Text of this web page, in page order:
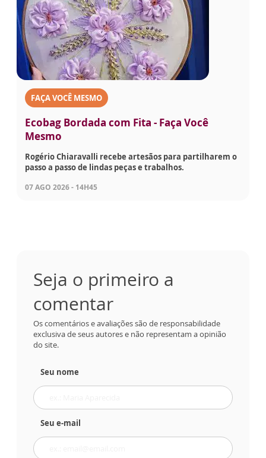
FAÇA VOCÊ MESMO
Ecobag Bordada com Fita - Faça Você
Mesmo
Rogério Chiaravalli recebe artesãos para partilharem o
passo a passo de lindas peças e trabalhos.
07 AGO 2026 - 14H45
Seja o primeiro a
comentar
Os comentários e avaliações são de responsabilidade
exclusiva de seus autores e não representam a opinião
do site.
Seu nome
Seu e-mail